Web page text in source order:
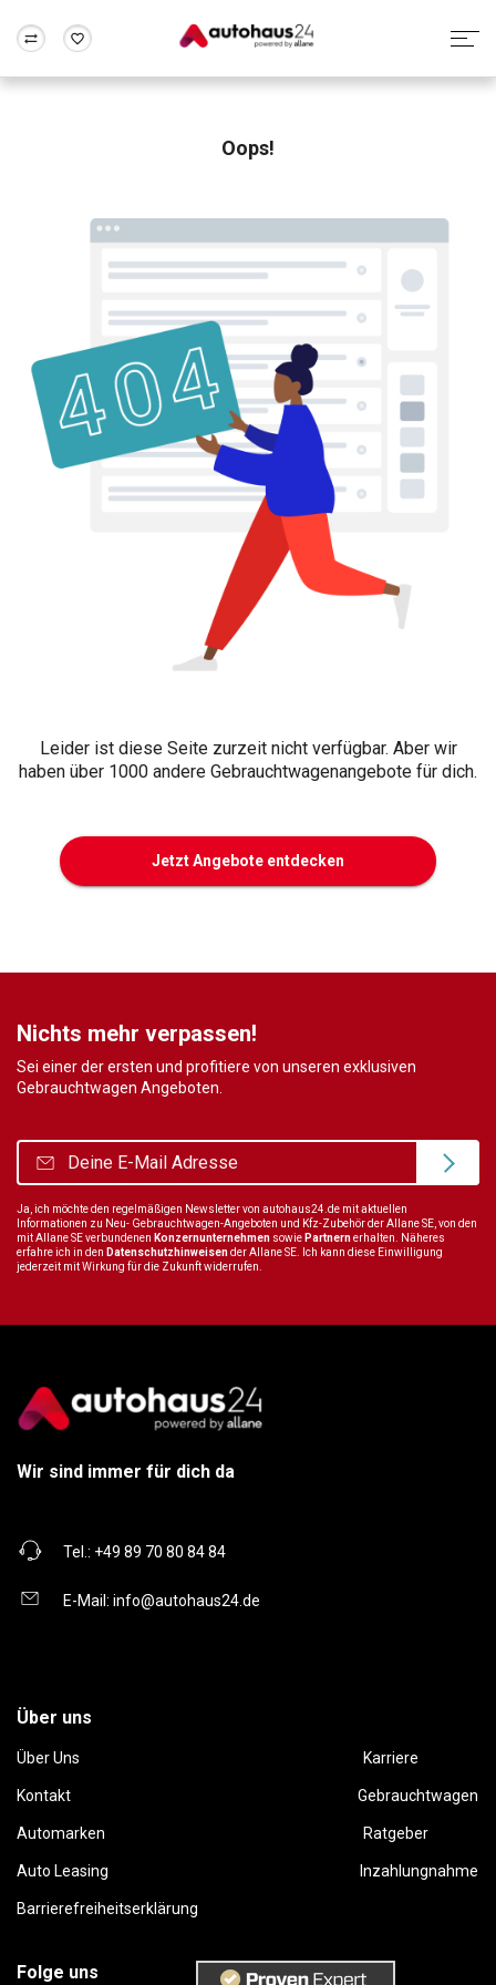
Rund um die Inzahlungnahme
Oops!
Leider ist diese Seite zurzeit nicht verfügbar. Aber wir
haben über 1000 andere Gebrauchtwagenangebote für dich.
Jetzt Angebote entdecken
Nichts mehr verpassen!
Sei einer der ersten und profitiere von unseren exklusiven
Gebrauchtwagen Angeboten.
Ja, ich möchte den regelmäßigen Newsletter von autohaus24.de mit aktuellen
Informationen zu Neu- Gebrauchtwagen-Angeboten und Kfz-Zubehör der Allane SE, von den
mit Allane SE verbundenen Konzernunternehmen sowie Partnernerhalten. Näheres
erfahre ich in den Datenschutzhinweisender Allane SE. Ich kann diese Einwilligung
jederzeit mit Wirkung für die Zukunft widerrufen.
Wir sind immer für dich da
Tel.: +49 89 70 80 84 84
E-Mail: info@autohaus24.de
Über uns
Über Uns Karriere
Kontakt Gebrauchtwagen
Automarken Ratgeber
Auto Leasing Inzahlungnahme
Barrierefreiheitserklärung
Folge uns